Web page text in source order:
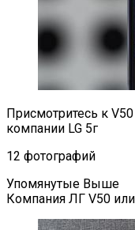
Присмотритесь к
компании LG 5г
12 фотографий
Упомянутые Выше
Компания ЛГ V50 или